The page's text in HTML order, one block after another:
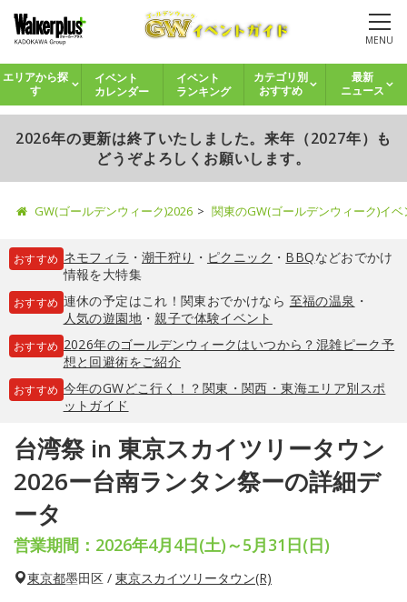
MENU
エリアから探
す
イベント
カレンダー
イベント
ランキング
カテゴリ別
おすすめ
最新
ニュース
2026年の更新は終了いたしました。来年（2027年）も
どうぞよろしくお願いします。
GW(ゴールデンウィーク)2026 関東のGW(ゴールデンウィーク)イ
おすすめ ネモフィラ ・ 潮干狩り ・ ピクニック ・ BBQなどおでかけ
情報を大特集
おすすめ 連休の予定はこれ！関東おでかけなら 至福の温泉 ・
人気の遊園地・親子で体験イベント
おすすめ 2026年のゴールデンウィークはいつから？混雑ピーク予
想と回避術をご紹介
おすすめ 今年のGWどこ行く！？関東・関西・東海エリア別スポ
ットガイド
台湾祭 in 東京スカイツリータウン
2026ー台南ランタン祭ーの詳細デ
ータ
営業期間：2026年4月4日(土)～5月31日(日)
東京都墨田区 / 東京スカイツリータウン(R)